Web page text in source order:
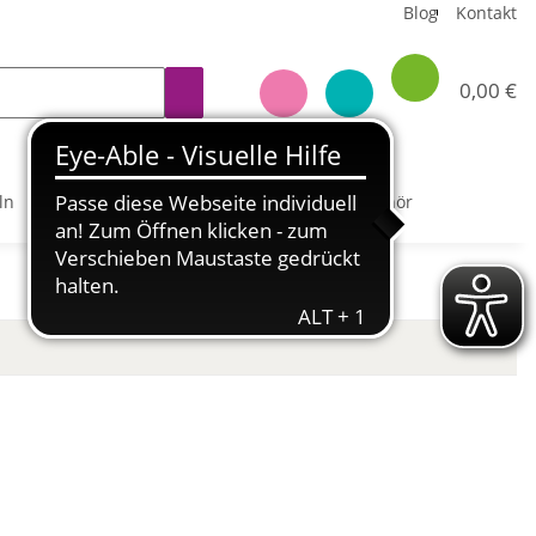
Blog Kontakt
0,00 €
Notfall-Hilfen Uhren Zubehör